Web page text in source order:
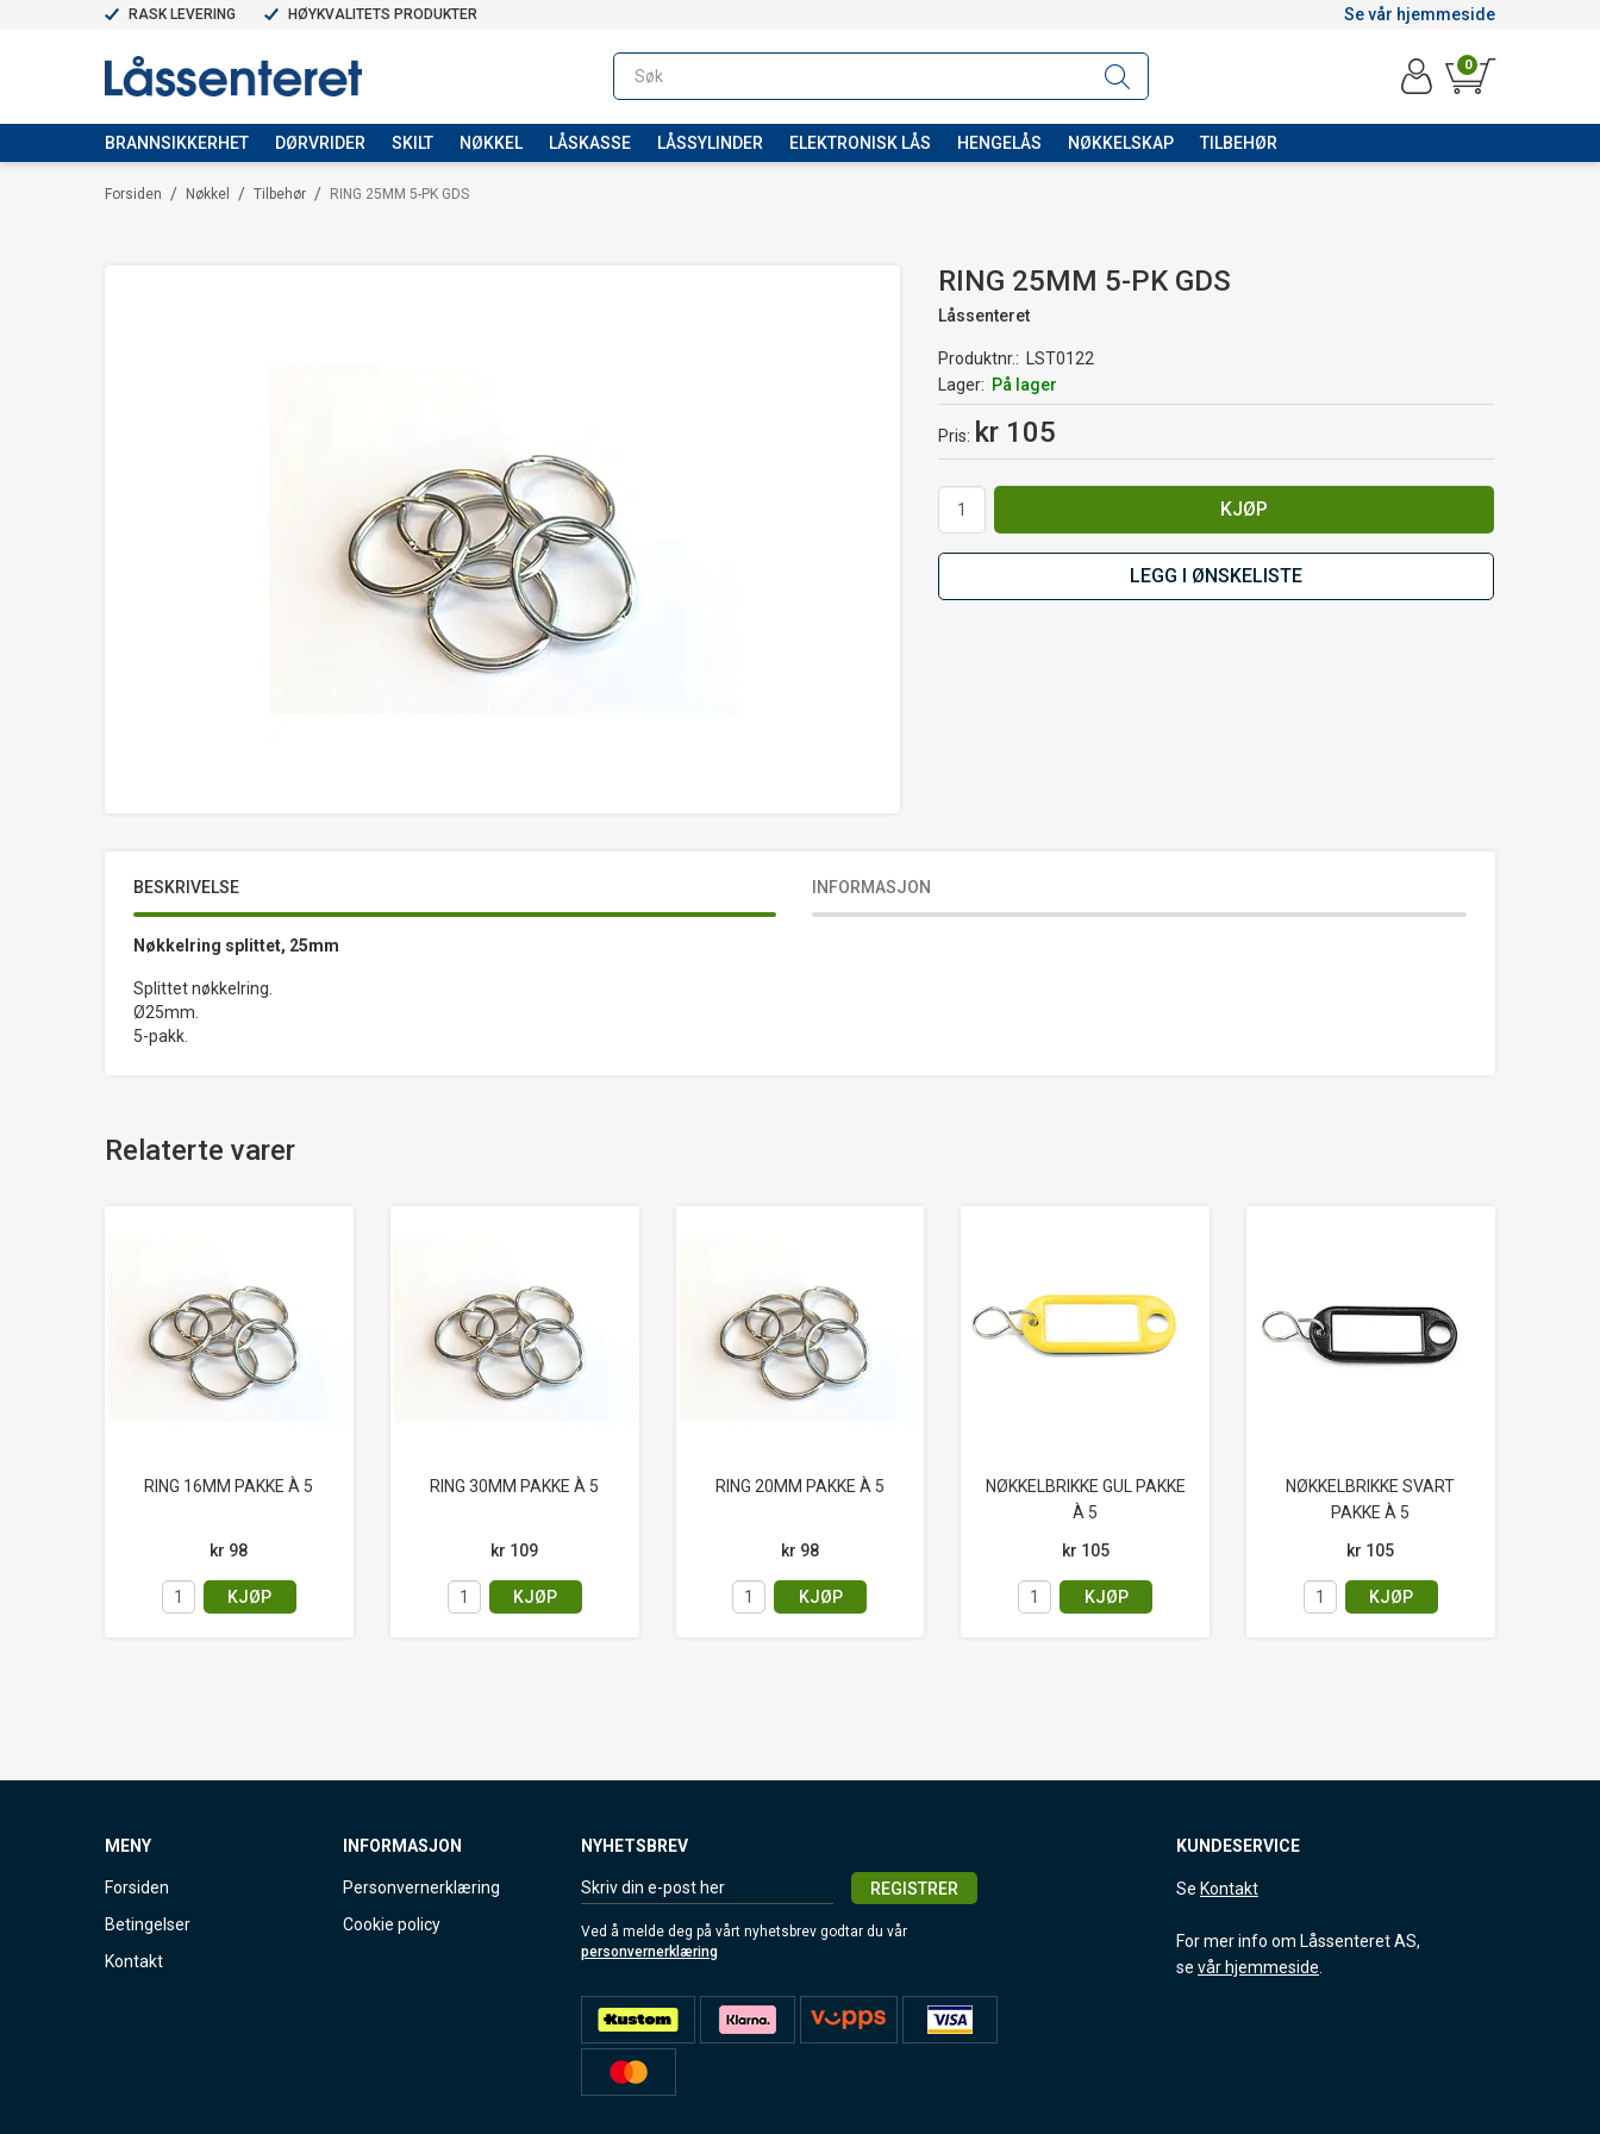
RASK LEVERING HØYKVALITETS PRODUKTER Se vår hjemmeside
0
BRANNSIKKERHET DØRVRIDER SKILT NØKKEL LÅSKASSE LÅSSYLINDER ELEKTRONISK LÅS HENGELÅS NØKKELSKAP TILBEHØR
/
Forsiden /
Nøkkel /
Tilbehør RING 25MM 5-PK GDS
RING 25MM 5-PK GDS
Låssenteret
Produktnr.
LST0122
Lager
På lager
Pris kr 105
KJØP
LEGG I ØNSKELISTE
BESKRIVELSE INFORMASJON
Nøkkelring splittet, 25mm
Splittet nøkkelring.
Ø25mm.
5-pakk.
Relaterte varer
RING 16MM PAKKE À 5
kr 98
KJØP
RING 30MM PAKKE À 5
kr 109
KJØP
RING 20MM PAKKE À 5
kr 98
KJØP
NØKKELBRIKKE GUL PAKKE
À 5
kr 105
KJØP
NØKKELBRIKKE SVART
PAKKE À 5
kr 105
KJØP
MENY
Forsiden
Betingelser
Kontakt
INFORMASJON
Personvernerklæring
Cookie policy
NYHETSBREV
REGISTRER
Ved å melde deg på vårt nyhetsbrev godtar du vår
personvernerklæring
KUNDESERVICE
Se Kontakt
For mer info om Låssenteret AS,
se vår hjemmeside